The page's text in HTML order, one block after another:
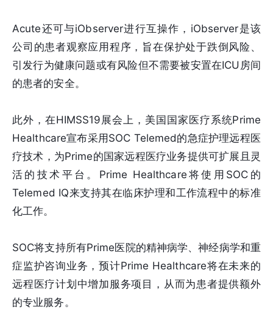
Acute还可与iObserver进行互操作，iObserver是该
公司的患者观察应用程序，旨在保护处于跌倒风险、
引发行为健康问题或有风险但不需要被安置在ICU房间
的患者的安全。
此外，在HIMSS19展会上，美国国家医疗系统Prime
Healthcare宣布采用SOC Telemed的急症护理远程医
疗技术，为Prime的国家远程医疗业务提供可扩展且灵
活的技术平台。Prime Healthcare将使用SOC的
Telemed IQ来支持其在临床护理和工作流程中的标准
化工作。
SOC将支持所有Prime医院的精神病学、神经病学和重
症监护咨询业务，预计Prime Healthcare将在未来的
远程医疗计划中增加服务项目，从而为患者提供额外
的专业服务。